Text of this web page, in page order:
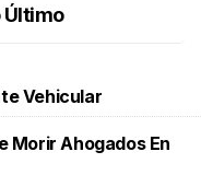
Último
Vehicular
Morir Ahogados En